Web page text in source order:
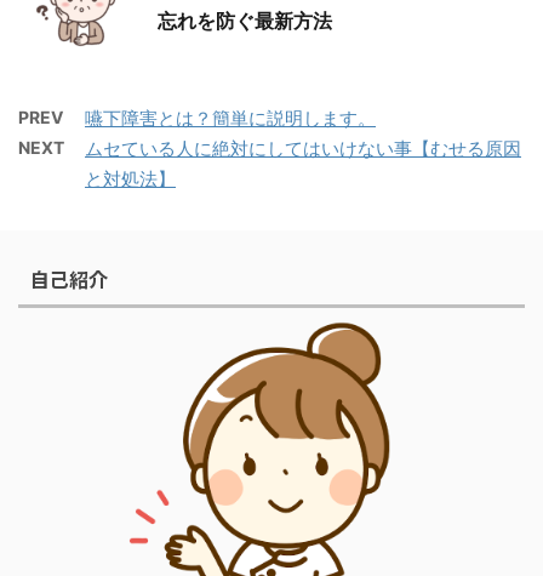
忘れを防ぐ最新方法
PREV 嚥下障害とは？簡単に説明します。
NEXT
ムセている人に絶対にしてはいけない事【むせる原因
と対処法】
自己紹介